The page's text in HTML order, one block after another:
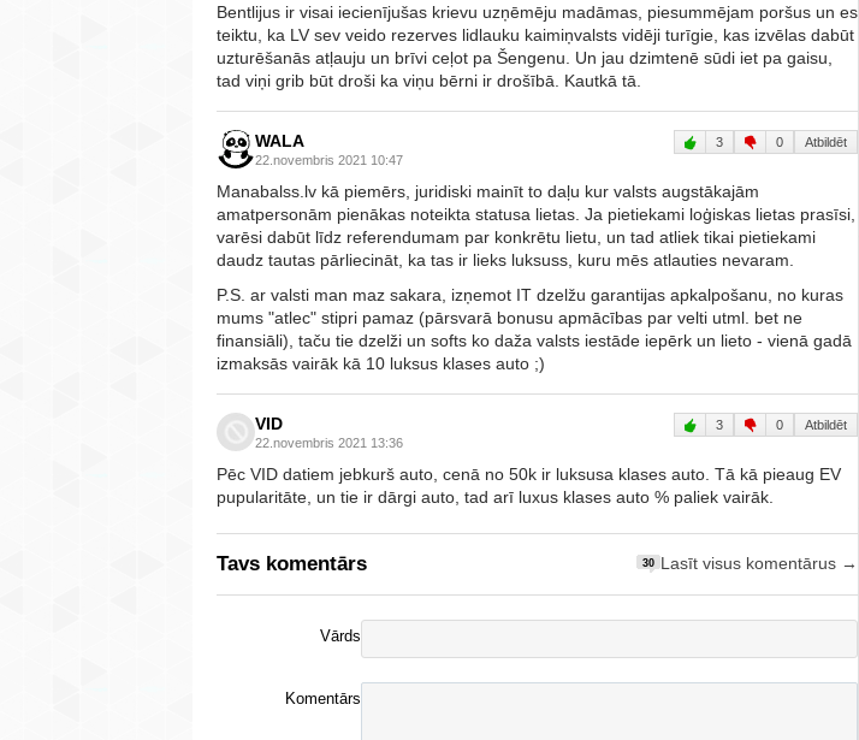
Bentlijus ir visai iecienījušas krievu uzņēmēju madāmas, piesummējam poršus un es
teiktu, ka LV sev veido rezerves lidlauku kaimiņvalsts vidēji turīgie, kas izvēlas dabūt
uzturēšanās atļauju un brīvi ceļot pa Šengenu. Un jau dzimtenē sūdi iet pa gaisu,
tad viņi grib būt droši ka viņu bērni ir drošībā. Kautkā tā.
WALA
22.novembris 2021 10:47
3 0 Atbildēt
Manabalss.lv kā piemērs, juridiski mainīt to daļu kur valsts augstākajām
amatpersonām pienākas noteikta statusa lietas. Ja pietiekami loģiskas lietas prasīsi,
varēsi dabūt līdz referendumam par konkrētu lietu, un tad atliek tikai pietiekami
daudz tautas pārliecināt, ka tas ir lieks luksuss, kuru mēs atlauties nevaram.
P.S. ar valsti man maz sakara, izņemot IT dzelžu garantijas apkalpošanu, no kuras
mums "atlec" stipri pamaz (pārsvarā bonusu apmācības par velti utml. bet ne
finansiāli), taču tie dzelži un softs ko daža valsts iestāde iepērk un lieto - vienā gadā
izmaksās vairāk kā 10 luksus klases auto ;)
VID
22.novembris 2021 13:36
3 0 Atbildēt
Pēc VID datiem jebkurš auto, cenā no 50k ir luksusa klases auto. Tā kā pieaug EV
pupularitāte, un tie ir dārgi auto, tad arī luxus klases auto % paliek vairāk.
Tavs komentārs 30 Lasīt visus komentārus →
Vārds
Komentārs